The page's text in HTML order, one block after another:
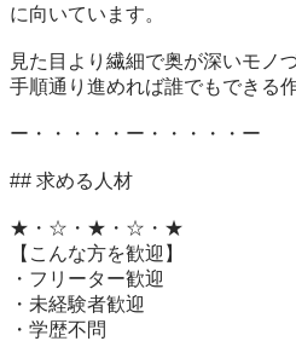
に向いています。
見た目より繊細で奥が深いモノづ
手順通り進めれば誰でもできる
ー・・・・・ー・・・・・ー
## 求める人材
★・☆・★・☆・★
【こんな方を歓迎】
・フリーター歓迎
・未経験者歓迎
・学歴不問